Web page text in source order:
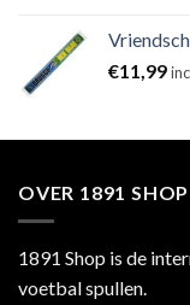
€11,99
OVER 1891 SHOP
1891 Shop is de
voetbal spullen.